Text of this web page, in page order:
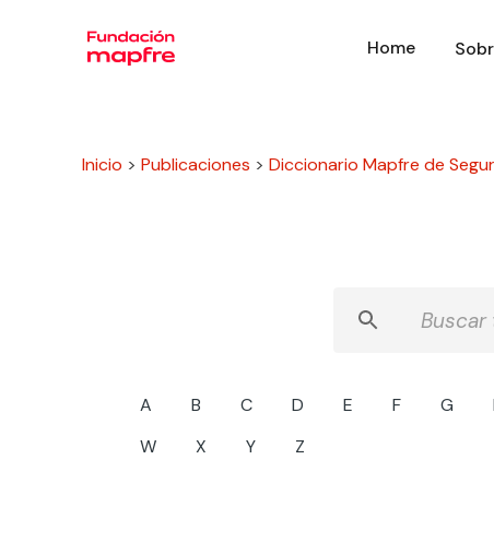
Home
Inicio > Publicaciones > Diccionario Mapfre de
A B C D E F G
W
X Y Z